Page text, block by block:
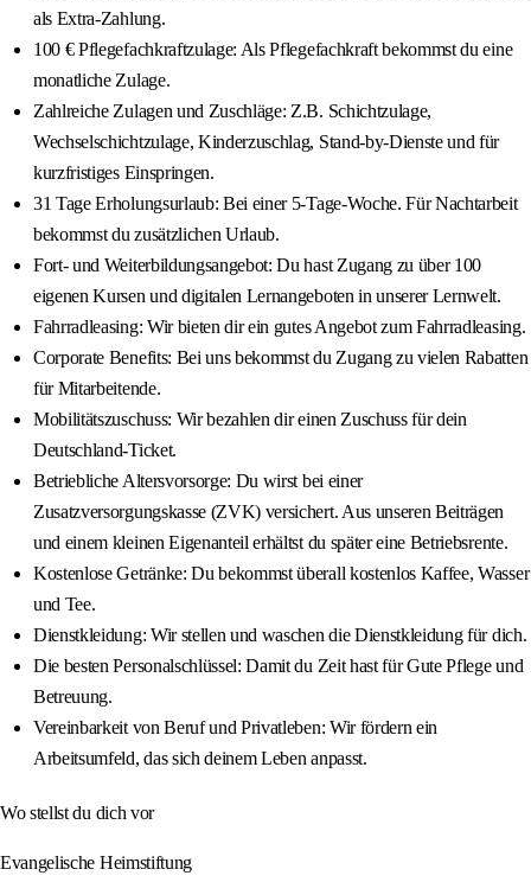
als Extra-Zahlung.
100 € Pflegefachkraftzulage: Als Pflegefachkraft bekommst du eine
monatliche Zulage.
Zahlreiche Zulagen und Zuschläge: Z.B. Schichtzulage,
Wechselschichtzulage, Kinderzuschlag, Stand-by-Dienste und für
kurzfristiges Einspringen.
31 Tage Erholungsurlaub: Bei einer 5-Tage-Woche. Für Nachtarbeit
bekommst du zusätzlichen Urlaub.
Fort- und Weiterbildungsangebot: Du hast Zugang zu über 100
eigenen Kursen und digitalen Lernangeboten in unserer Lernwelt.
Fahrradleasing: Wir bieten dir ein gutes Angebot zum Fahrradleasing.
Corporate Benefits: Bei uns bekommst du Zugang zu vielen Rabatten
für Mitarbeitende.
Mobilitätszuschuss: Wir bezahlen dir einen Zuschuss für dein
Deutschland-Ticket.
Betriebliche Altersvorsorge: Du wirst bei einer
Zusatzversorgungskasse (ZVK) versichert. Aus unseren Beiträgen
und einem kleinen Eigenanteil erhältst du später eine Betriebsrente.
Kostenlose Getränke: Du bekommst überall kostenlos Kaffee, Wasser
und Tee.
Dienstkleidung: Wir stellen und waschen die Dienstkleidung für dich.
Die besten Personalschlüssel: Damit du Zeit hast für Gute Pflege und
Betreuung.
Vereinbarkeit von Beruf und Privatleben: Wir fördern ein
Arbeitsumfeld, das sich deinem Leben anpasst.
Wo stellst du dich vor
Evangelische Heimstiftung